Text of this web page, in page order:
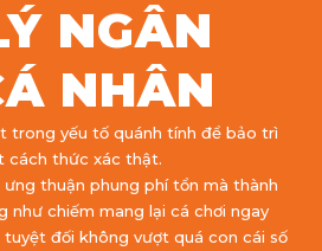
NGÂN
NHÂN
trong yếu tố quánh tính để bảo trì
cách thức xác thật.
thuận phung phí tổn mà thành
như chiếm mang lại cá chơi ngay
đối không vượt quá con cái số